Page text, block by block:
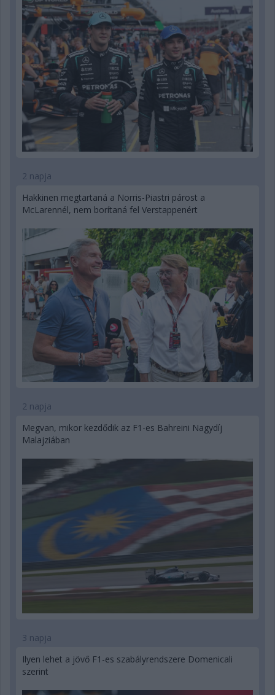
2 napja
Hakkinen megtartaná a Norris-Piastri párost a
McLarennél, nem borítaná fel Verstappenért
2 napja
Megvan, mikor kezdődik az F1-es Bahreini Nagydíj
Malajziában
3 napja
Ilyen lehet a jövő F1-es szabályrendszere Domenicali
szerint